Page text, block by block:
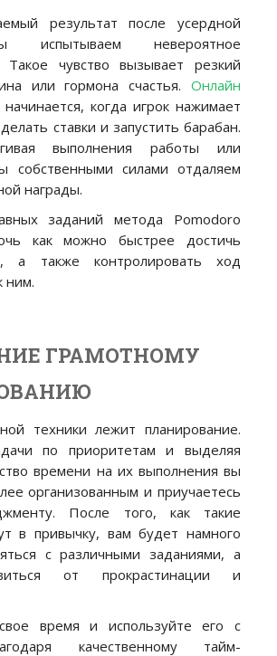
результат после усердной
испытываем невероятное
Такое чувство вызывает резкий
или гормона счастья. Онлайн
начинается, когда игрок нажимает
ставки и запустить барабан.
выполнения работы или
собственными силами отдаляем
награды.
заданий метода Pomodoro
как можно быстрее достичь
а также контролировать ход
ним.
ГРАМОТНОМУ
техники лежит планирование.
по приоритетам и выделяя
времени на их выполнения вы
организованным и приучаетесь
После того, как такие
в привычку, вам будет намного
с различными заданиями, а
от прокрастинации и
время и используйте его с
качественному тайм-